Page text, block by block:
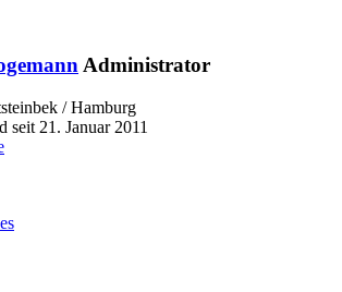
Administrator
/ Hamburg
seit 21. Januar 2011